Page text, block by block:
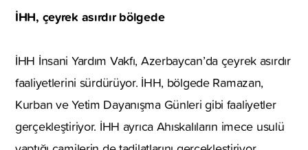
İHH, çeyrek asırdır bölgede
İHH İnsani Yardım Vakfı, Azerbaycan’da çeyrek asırdır
faaliyetlerini sürdürüyor. İHH, bölgede Ramazan,
Kurban ve Yetim Dayanışma Günleri gibi faaliyetler
gerçekleştiriyor. İHH ayrıca Ahıskalıların imece usulü